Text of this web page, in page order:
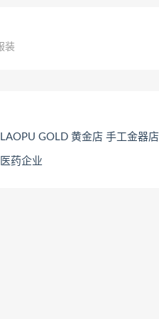
装
GOLD 黄金店 手工金器店
药企业